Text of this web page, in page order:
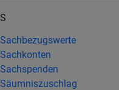
S
Sachbezugswerte
Sachkonten
Sachspenden
Säumniszuschlag